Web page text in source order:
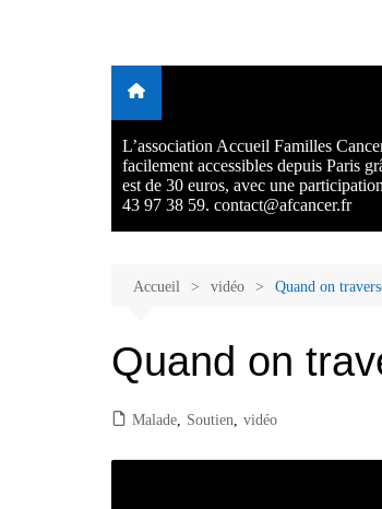
avec et après le
Ecoute thérapeutique, sophrologie, sport
musico thérapie… . L'adhésion annuelle est
participation libre de 1 à 5 euros par atelier
L’association Accueil Familles
facilement accessibles depuis Paris
est de 30 euros, avec une
43 97 38 59. contact@afcancer.fr
Accueil vidéo Quand on
Quand on
Malade Soutien vidéo